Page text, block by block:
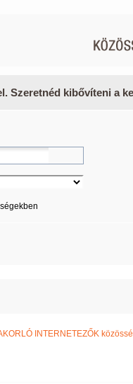
Szeretnéd kibővíteni a
INTERNETEZŐK